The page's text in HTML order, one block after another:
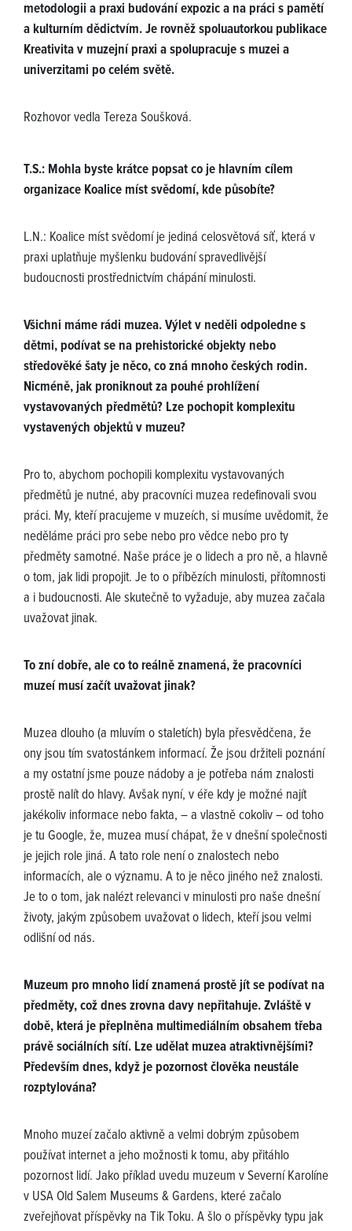
metodologii a praxi budování expozic a na práci s pamětí
a kulturním dědictvím. Je rovněž spoluautorkou publikace
Kreativita v muzejní praxi a spolupracuje s muzei a
univerzitami po celém světě.
Rozhovor vedla Tereza Soušková.
T.S.: Mohla byste krátce popsat co je hlavním cílem
organizace Koalice míst svědomí, kde působíte?
L.N.: Koalice míst svědomí je jediná celosvětová síť, která v
praxi uplatňuje myšlenku budování spravedlivější
budoucnosti prostřednictvím chápání minulosti.
Všichni máme rádi muzea. Výlet v neděli odpoledne s
dětmi, podívat se na prehistorické objekty nebo
středověké šaty je něco, co zná mnoho českých rodin.
Nicméně, jak proniknout za pouhé prohlížení
vystavovaných předmětů? Lze pochopit komplexitu
vystavených objektů v muzeu?
Pro to, abychom pochopili komplexitu vystavovaných
předmětů je nutné, aby pracovníci muzea redefinovali svou
práci. My, kteří pracujeme v muzeích, si musíme uvědomit, že
neděláme práci pro sebe nebo pro vědce nebo pro ty
předměty samotné. Naše práce je o lidech a pro ně, a hlavně
o tom, jak lidi propojit. Je to o příbězích minulosti, přítomnosti
a i budoucnosti. Ale skutečně to vyžaduje, aby muzea začala
uvažovat jinak.
To zní dobře, ale co to reálně znamená, že pracovníci
muzeí musí začít uvažovat jinak?
Muzea dlouho (a mluvím o staletích) byla přesvědčena, že
ony jsou tím svatostánkem informací. Že jsou držiteli poznání
a my ostatní jsme pouze nádoby a je potřeba nám znalosti
prostě nalít do hlavy. Avšak nyní, v éře kdy je možné najít
jakékoliv informace nebo fakta, – a vlastně cokoliv – od toho
je tu Google, že, muzea musí chápat, že v dnešní společnosti
je jejich role jiná. A tato role není o znalostech nebo
informacích, ale o významu. A to je něco jiného než znalosti.
Je to o tom, jak nalézt relevanci v minulosti pro naše dnešní
životy, jakým způsobem uvažovat o lidech, kteří jsou velmi
odlišní od nás.
Muzeum pro mnoho lidí znamená prostě jít se podívat na
předměty, což dnes zrovna davy nepřitahuje. Zvláště v
době, která je přeplněna multimediálním obsahem třeba
právě sociálních sítí. Lze udělat muzea atraktivnějšími?
Především dnes, když je pozornost člověka neustále
rozptylována?
Mnoho muzeí začalo aktivně a velmi dobrým způsobem
používat internet a jeho možnosti k tomu, aby přitáhlo
pozornost lidí. Jako příklad uvedu muzeum v Severní Karolíne
v USA Old Salem Museums & Gardens, které začalo
zveřejňovat příspěvky na Tik Toku. A šlo o příspěvky typu jak